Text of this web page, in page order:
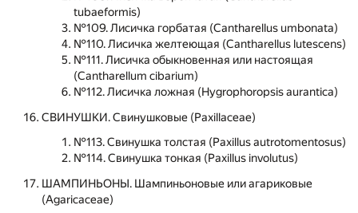
tubaeformis)
№109. Лисичка горбатая (Cantharellus umbonata)
№110. Лисичка желтеющая (Cantharellus lutescens)
№111. Лисичка обыкновенная или настоящая
(Cantharellum cibarium)
№112. Лисичка ложная (Hygrophoropsis aurantica)
СВИНУШКИ. Свинушковые (Paxillaceae)
№113. Свинушка толстая (Paxillus autrotomentosus)
№114. Свинушка тонкая (Paxillus involutus)
ШАМПИНЬОНЫ. Шампиньоновые или агариковые
(Agaricaceae)